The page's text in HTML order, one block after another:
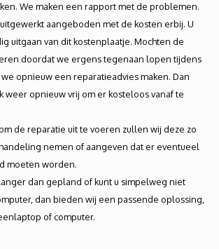
We maken een rapport met de problemen.
aangeboden met de kosten erbij. U
uitgaan van dit kostenplaatje. Mochten de
doordat we ergens tegenaan lopen tijdens
opnieuw een reparatieadvies maken. Dan
weer opnieuw vrij om er kosteloos vanaf te
de reparatie uit te voeren zullen wij deze zo
nemen of aangeven dat er eventueel
moeten worden.
dan gepland of kunt u simpelweg niet
dan bieden wij een passende oplossing,
of computer.